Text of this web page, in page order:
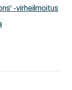
-virheilmoitus